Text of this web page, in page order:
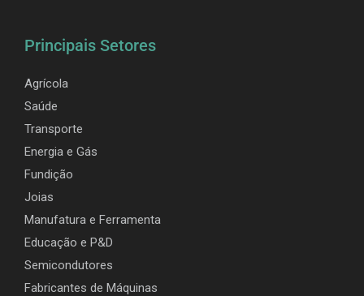
Principais Setores
Agrícola
Saúde
Transporte
Energia e Gás
Fundição
Joias
Manufatura e Ferramenta
Educação e P&D
Semicondutores
Fabricantes de Máquinas